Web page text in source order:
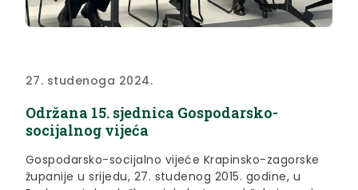
27. studenoga 2024.
Održana 15. sjednica Gospodarsko-
socijalnog vijeća
Gospodarsko-socijalno vijeće Krapinsko-zagorske
županije u srijedu, 27. studenog 2015. godine, u